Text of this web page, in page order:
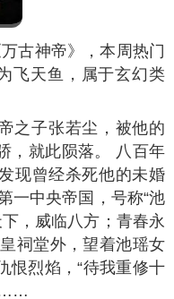
古神帝》，本周热门
飞天鱼，属于玄幻类
之子张若尘，被他的
，就此陨落。 八百年
现曾经杀死他的未婚
一中央帝国，号称“池
，威临八方；青春永
祠堂外，望着池瑶女
恨烈焰，“待我重修十